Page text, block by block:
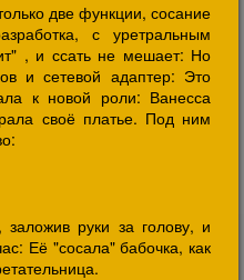
две функции, сосание
с уретральным
, и ссать не мешает: Но
и сетевой адаптер: Это
к новой роли: Ванесса
своё платье. Под ним
руки за голову, и
Её "сосала" бабочка, как